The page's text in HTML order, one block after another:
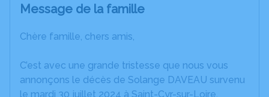
Message de la famille
Chère famille, chers amis,
C’est avec une grande tristesse que nous vous
annonçons le décès de Solange DAVEAU survenu
le mardi 30 juillet 2024 à Saint-Cyr-sur-Loire.